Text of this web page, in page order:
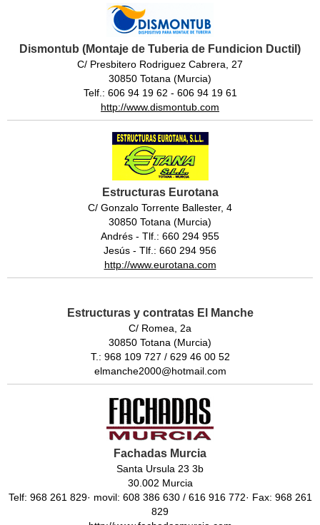
Dismontub (Montaje de Tuberia de Fundicion Ductil)
C/ Presbitero Rodriguez Cabrera, 27
30850 Totana (Murcia)
Telf.: 606 94 19 62 - 606 94 19 61
http://www.dismontub.com
Estructuras Eurotana
C/ Gonzalo Torrente Ballester, 4
30850 Totana (Murcia)
Andrés - Tlf.: 660 294 955
Jesús - Tlf.: 660 294 956
http://www.eurotana.com
Estructuras y contratas El Manche
C/ Romea, 2a
30850 Totana (Murcia)
T.: 968 109 727 / 629 46 00 52
elmanche2000@hotmail.com
Fachadas Murcia
Santa Ursula 23 3b
30.002 Murcia
Telf: 968 261 829· movil: 608 386 630 / 616 916 772· Fax: 968 261
829